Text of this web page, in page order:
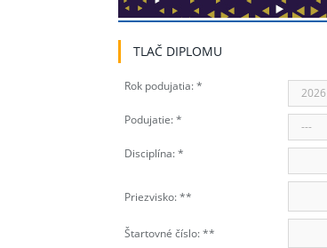
TLAČ DIPLOMU
Rok podujatia: *
2026
Podujatie: *
---
Disciplína: *
Priezvisko: **
Štartovné číslo: **